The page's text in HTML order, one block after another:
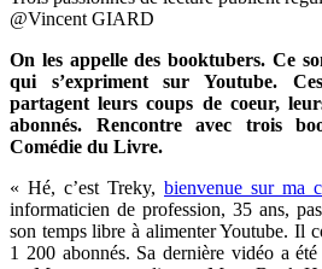
@Vincent GIARD
On les appelle des booktubers. Ce
qui s’expriment sur Youtube.
partagent leurs coups de coeur,
abonnés. Rencontre avec trois
Comédie du Livre.
« Hé, c’est Treky, bienvenue sur ma
informaticien de profession, 35 ans,
son temps libre à alimenter Youtube. Il
1 200 abonnés. Sa dernière vidéo a